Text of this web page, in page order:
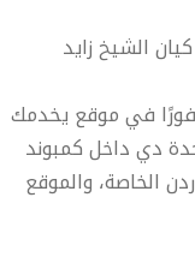
الشيخ زايد
في موقع يخدمك
دي داخل كمبوند
الخاصة، والموقع